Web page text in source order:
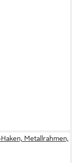
Metallrahmen,